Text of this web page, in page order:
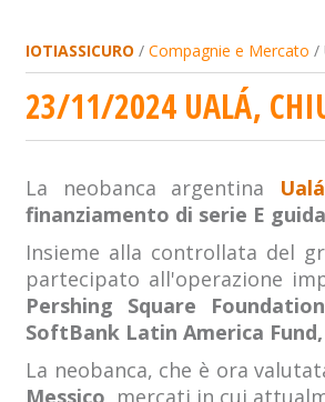
IOTIASSICURO / Compagnie e Mercato /
23/11/2024 UALÁ,
La neobanca argentina
finanziamento di serie E
Insieme alla controllata del
partecipato all'operazione
Pershing Square
SoftBank Latin America
La neobanca, che è ora
Messico, mercati in cui